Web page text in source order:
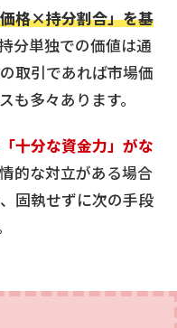
格×持分割合」を基
分単独での価値は通
取引であれば市場価
も多々あります。
十分な資金力」がな
的な対立がある場合
固執せずに次の手段